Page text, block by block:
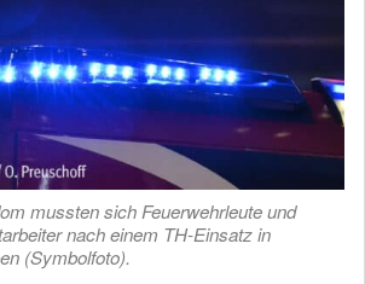
mussten sich Feuerwehrleute und
nach einem TH-Einsatz in
(Symbolfoto).